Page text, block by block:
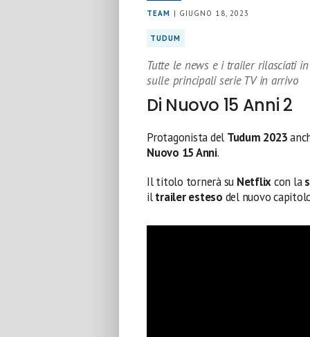
TEAM | GIUGNO 18, 2023
TUDUM
Tutte le news e i trailer rilasciati
sulle principali serie TV in arrivo
Di Nuovo 15 Anni 2
Protagonista del Tudum 2023
Nuovo 15 Anni.
Il titolo tornerà su Netflixcon la
iltrailer esteso del nuovo